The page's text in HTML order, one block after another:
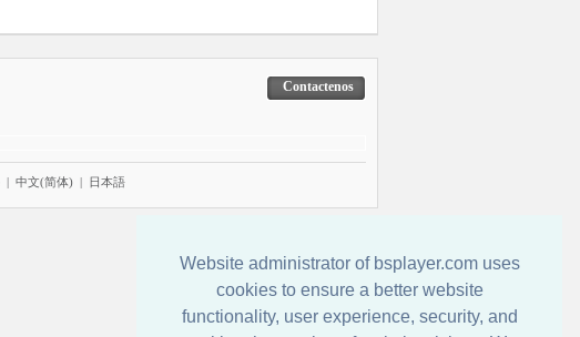
Website administrator of bsplayer.com uses
cookies to ensure a better website
functionality, user experience, security, and
Contactenos
| 中文(简体) | 日本語